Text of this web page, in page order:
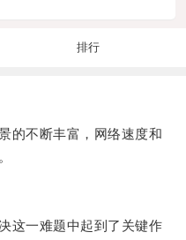
排行
不断丰富，网络速度和
一难题中起到了关键作